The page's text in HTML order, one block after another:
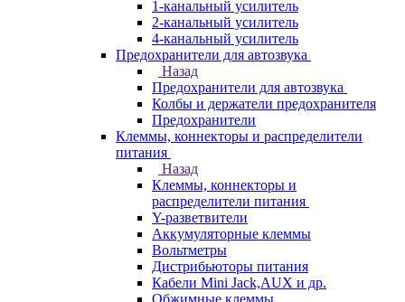
1-канальный усилитель
2-канальный усилитель
4-канальный усилитель
Предохранители для автозвука
Назад
Предохранители для автозвука
Колбы и держатели предохранителя
Предохранители
Клеммы, коннекторы и распределители
питания
Назад
Клеммы, коннекторы и
распределители питания
Y-разветвители
Аккумуляторные клеммы
Вольтметры
Дистрибьюторы питания
Кабели Mini Jack,AUX и др.
Обжимные клеммы